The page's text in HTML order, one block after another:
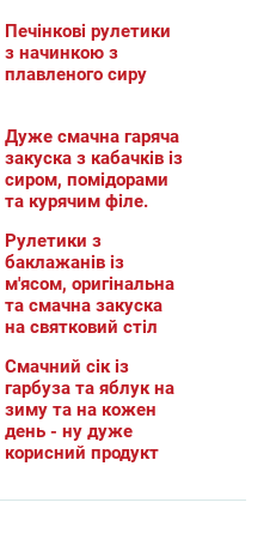
Печінкові рулетики
з начинкою з
плавленого сиру
Дуже смачна гаряча
закуска з кабачків із
сиром, помідорами
та курячим філе.
Рулетики з
баклажанів із
м'ясом, оригінальна
та смачна закуска
на святковий стіл
Смачний сік із
гарбуза та яблук на
зиму та на кожен
день - ну дуже
корисний продукт